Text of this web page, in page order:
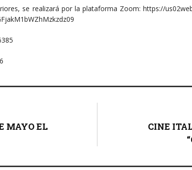
se realizará por la plataforma Zoom: https://
MAYO EL
CINE